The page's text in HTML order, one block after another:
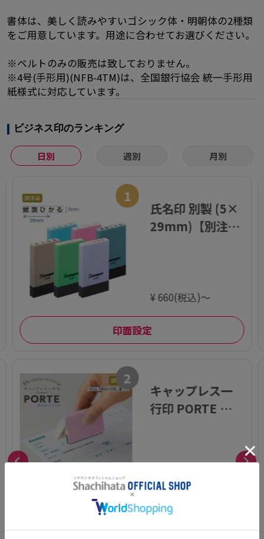
書体は、美しく読みやすいゴシック体・明朝体の2種類
をご用意しています。用途に合わせてお選びください。
※ベルトのみの販売は致しておりません。
※4号(手形用)(NFB-4TM)は、全国銀行協会 統一手形用
紙様式に対応しています。
ビジネス印のランキング
日別 週別 月別
1
氏名印 別製 (5×
29mm)【別注
¥ 660(税込)～
印面設定
2
キャップレス一
行印 PORTE ポル
¥ 1,980(税込)～
カートに入れる